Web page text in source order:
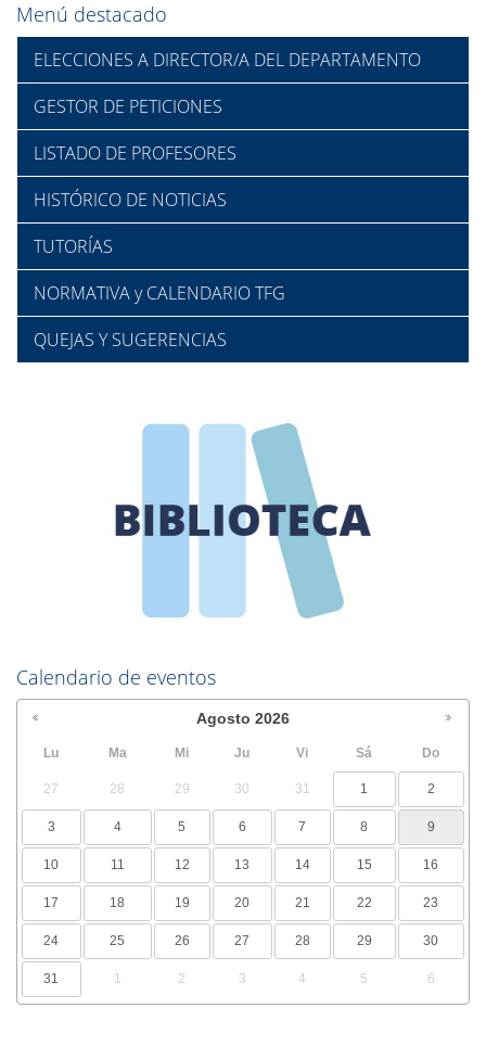
Menú destacado
ELECCIONES A DIRECTOR/A DEL DEPARTAMENTO
GESTOR DE PETICIONES
LISTADO DE PROFESORES
HISTÓRICO DE NOTICIAS
TUTORÍAS
NORMATIVA y CALENDARIO TFG
QUEJAS Y SUGERENCIAS
Calendario de eventos
Agosto 2026
Lu Ma Mi Ju Vi Sá Do
27 28 29 30 31 1 2
3 4 5 6 7 8 9
10 11 12 13 14 15 16
17 18 19 20 21 22 23
24 25 26 27 28 29 30
31 1 2 3 4 5 6